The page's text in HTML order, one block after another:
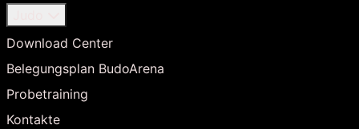
Download Center
Belegungsplan BudoArena
Probetraining
Kontakte